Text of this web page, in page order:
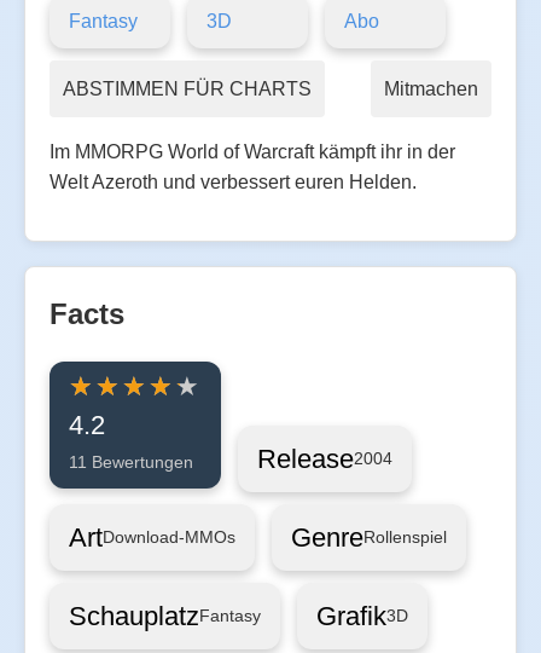
Fantasy 3D Abo
ABSTIMMEN FÜR CHARTS Mitmachen
Im MMORPG World of Warcraft kämpft ihr in der
Welt Azeroth und verbessert euren Helden.
Facts
4.2
11 Bewertungen Release2004
ArtDownload-MMOs GenreRollenspiel
SchauplatzFantasy Grafik3D